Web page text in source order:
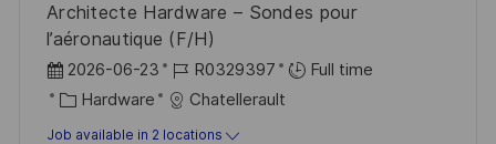
Architecte Hardware – Sondes pour
l’aéronautique (F/H)
P
o
s
2026-06-23
J
o
b
R0329397
Full time
C
a
Hardware Chatellerault
Job available in 2 locations